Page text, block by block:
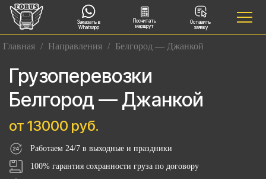
Заказать в
Whatsapp
Посчитать
маршрут
Оставить
заявку
Главная / Направления / Белгород — Джанкой
Грузоперевозки
Белгород — Джанкой
от 13000 руб.
Работаем 24/7 в выходные и праздники
100% гарантия сохранности груза по договору